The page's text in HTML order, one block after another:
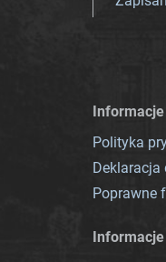
Polityka
Deklaracja
Poprawne